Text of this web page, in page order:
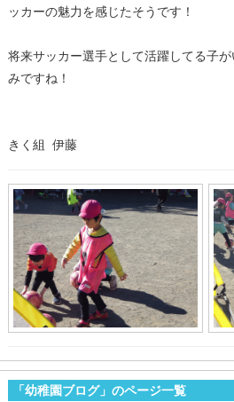
ッカーの魅力を感じたそうです！
将来サッカー選手として活躍してる子
みですね！
きく組 伊藤
「幼稚園ブログ」のページ一覧